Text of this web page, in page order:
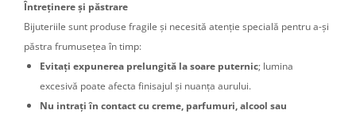
Întreținere și păstrare
Bijuteriile sunt produse fragile și necesită atenție specială pentru a-și
păstra frumusețea în timp:
Evitați expunerea prelungită la soare puternic; lumina
excesivă poate afecta finisajul și nuanța aurului.
Nu intrați în contact cu creme, parfumuri, alcool sau